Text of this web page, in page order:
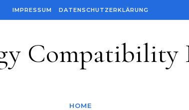
IMPRESSUM DATENSCHUTZERKLÄRUNG
Compatibility
HOME